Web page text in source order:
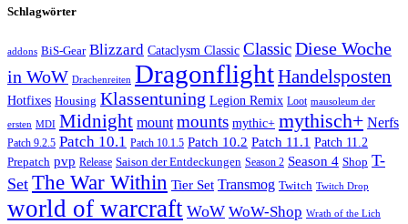
Schlagwörter
addons BiS-Gear Blizzard Cataclysm Classic ClassicDiese Woche
in WoW Drachenreiten DragonflightHandelsposten
Hotfixes Housing Klassentuning Legion Remix Loot mausoleum der
ersten MDI Midnight mount mounts mythic+ mythisch+ Nerfs
Patch 9.2.5 Patch 10.1 Patch 10.1.5 Patch 10.2 Patch 11.1 Patch 11.2
Prepatch pvp Release Saison der Entdeckungen Season 2 Season 4 Shop T-
Set The War Within Tier Set Transmog Twitch Twitch Drop
world of warcraft WoW WoW-Shop Wrath of the Lich